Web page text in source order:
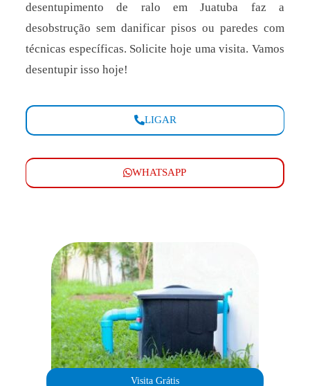
desentupimento de ralo em Juatuba faz a
desobstrução sem danificar pisos ou paredes com
técnicas específicas. Solicite hoje uma visita. Vamos
desentupir isso hoje!
LIGAR
WHATSAPP
Visita Grátis